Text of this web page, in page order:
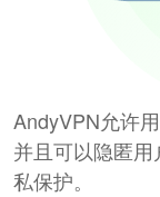
AndyVPN允许
并且可以隐匿
私保护。